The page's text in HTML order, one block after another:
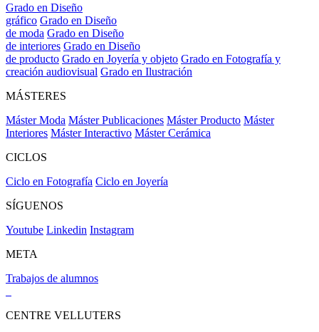
Grado en Diseño
gráfico Grado en Diseño
de moda Grado en Diseño
de interiores Grado en Diseño
de producto Grado en Joyería y objeto Grado en Fotografía y
creación audiovisual Grado en Ilustración
MÁSTERES
Máster Moda Máster Publicaciones Máster Producto Máster
Interiores Máster Interactivo Máster Cerámica
CICLOS
Ciclo en Fotografía Ciclo en Joyería
SÍGUENOS
Youtube Linkedin Instagram
META
Trabajos de alumnos
CENTRE VELLUTERS